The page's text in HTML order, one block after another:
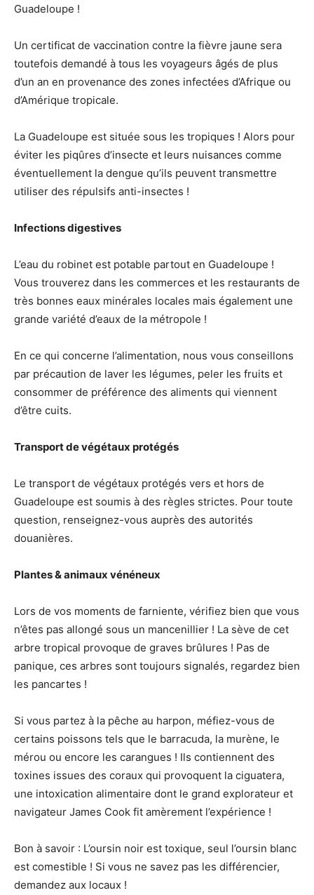
Guadeloupe !
Un certificat de vaccination contre la fièvre jaune sera
toutefois demandé à tous les voyageurs âgés de plus
d’un an en provenance des zones infectées d’Afrique ou
d’Amérique tropicale.
La Guadeloupe est située sous les tropiques ! Alors pour
éviter les piqûres d’insecte et leurs nuisances comme
éventuellement la dengue qu’ils peuvent transmettre
utiliser des répulsifs anti-insectes !
Infections digestives
L’eau du robinet est potable partout en Guadeloupe !
Vous trouverez dans les commerces et les restaurants de
très bonnes eaux minérales locales mais également une
grande variété d’eaux de la métropole !
En ce qui concerne l’alimentation, nous vous conseillons
par précaution de laver les légumes, peler les fruits et
consommer de préférence des aliments qui viennent
d’être cuits.
Transport de végétaux protégés
Le transport de végétaux protégés vers et hors de
Guadeloupe est soumis à des règles strictes. Pour toute
question, renseignez-vous auprès des autorités
douanières.
Plantes & animaux vénéneux
Lors de vos moments de farniente, vérifiez bien que vous
n’êtes pas allongé sous un mancenillier ! La sève de cet
arbre tropical provoque de graves brûlures ! Pas de
panique, ces arbres sont toujours signalés, regardez bien
les pancartes !
Si vous partez à la pêche au harpon, méfiez-vous de
certains poissons tels que le barracuda, la murène, le
mérou ou encore les carangues ! Ils contiennent des
toxines issues des coraux qui provoquent la ciguatera,
une intoxication alimentaire dont le grand explorateur et
navigateur James Cook fit amèrement l’expérience !
Bon à savoir : L’oursin noir est toxique, seul l’oursin blanc
est comestible ! Si vous ne savez pas les différencier,
demandez aux locaux !